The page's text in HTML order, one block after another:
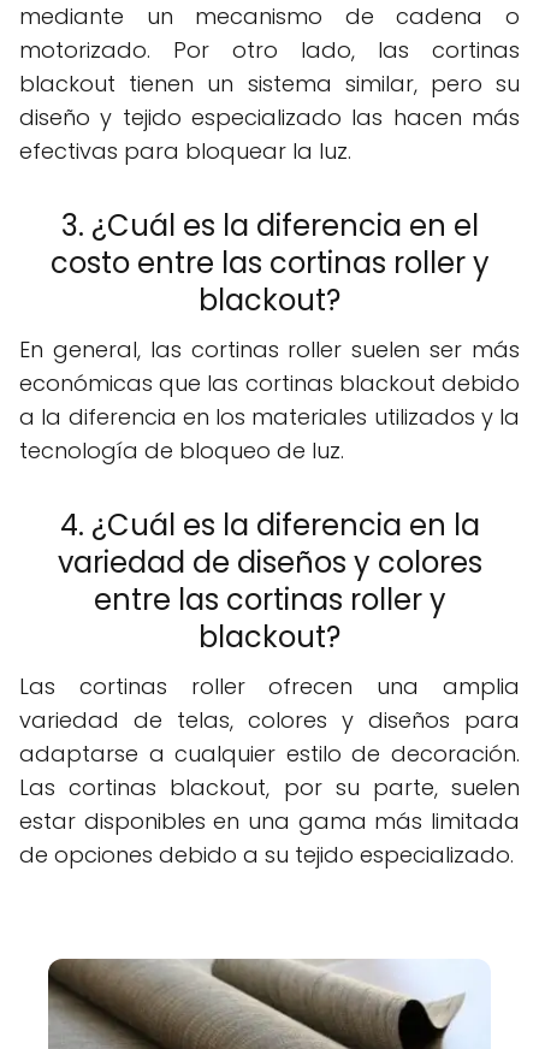
mediante un mecanismo de cadena o
motorizado. Por otro lado, las cortinas
blackout tienen un sistema similar, pero su
diseño y tejido especializado las hacen más
efectivas para bloquear la luz.
3. ¿Cuál es la diferencia en el
costo entre las cortinas roller y
blackout?
En general, las cortinas roller suelen ser más
económicas que las cortinas blackout debido
a la diferencia en los materiales utilizados y la
tecnología de bloqueo de luz.
4. ¿Cuál es la diferencia en la
variedad de diseños y colores
entre las cortinas roller y
blackout?
Las cortinas roller ofrecen una amplia
variedad de telas, colores y diseños para
adaptarse a cualquier estilo de decoración.
Las cortinas blackout, por su parte, suelen
estar disponibles en una gama más limitada
de opciones debido a su tejido especializado.